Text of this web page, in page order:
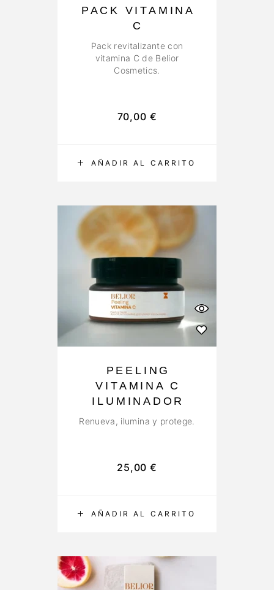
AÑADIR AL CARRITO
PACK VITAMINA
C
Pack revitalizante con
vitamina C de Belior
Cosmetics.
70,00 €
AÑADIR AL CARRITO
PEELING
VITAMINA C
ILUMINADOR
Renueva, ilumina y protege.
25,00 €